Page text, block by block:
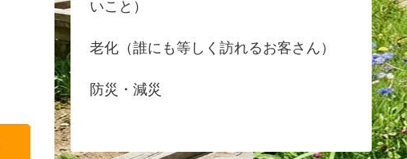
いこと）
老化（誰にも等しく訪れるお客さん）
防災・減災